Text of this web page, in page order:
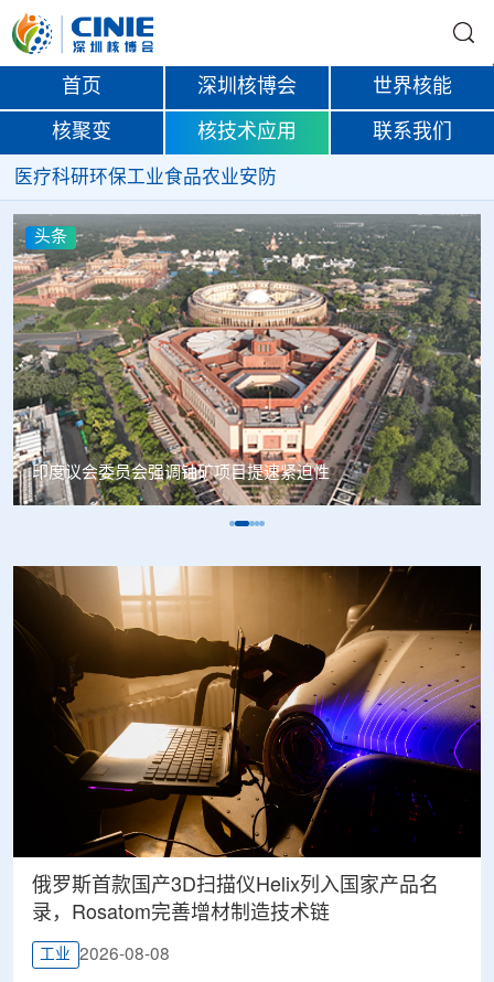
首页 深圳核博会 世界核能
核聚变 核技术应用 联系我们
医疗科研环保工业食品农业安防
头条
中核辐智正式设立 中国同辐持股90%打通核医疗全产业链
俄罗斯首款国产3D扫描仪Helix列入国家产品名
录，Rosatom完善增材制造技术链
工业 2026-08-08